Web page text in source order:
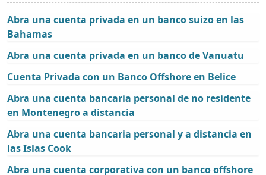
Abra una cuenta privada en un banco suizo en las
Bahamas
Abra una cuenta privada en un banco de Vanuatu
Cuenta Privada con un Banco Offshore en Belice
Abra una cuenta bancaria personal de no residente
en Montenegro a distancia
Abra una cuenta bancaria personal y a distancia en
las Islas Cook
Abra una cuenta corporativa con un banco offshore